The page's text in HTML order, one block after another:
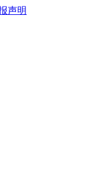
声明